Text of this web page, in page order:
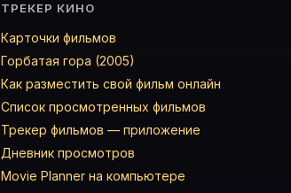
ТРЕКЕР КИНО
Карточки фильмов
Горбатая гора (2005)
Как разместить свой фильм онлайн
Список просмотренных фильмов
Трекер фильмов — приложение
Дневник просмотров
Movie Planner на компьютере